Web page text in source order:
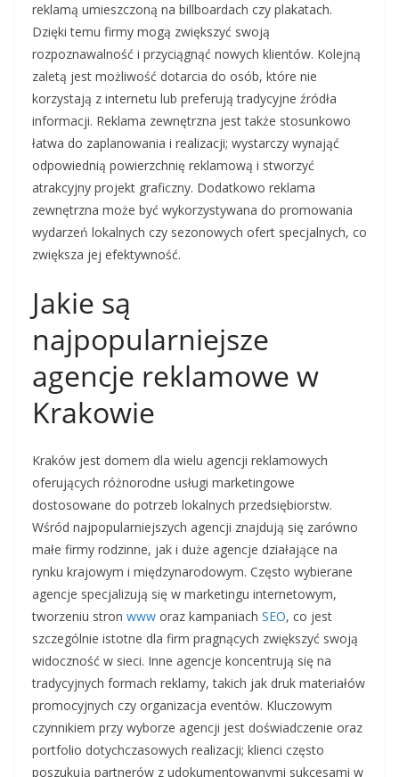
reklamą umieszczoną na billboardach czy plakatach.
Dzięki temu firmy mogą zwiększyć swoją
rozpoznawalność i przyciągnąć nowych klientów. Kolejną
zaletą jest możliwość dotarcia do osób, które nie
korzystają z internetu lub preferują tradycyjne źródła
informacji. Reklama zewnętrzna jest także stosunkowo
łatwa do zaplanowania i realizacji; wystarczy wynająć
odpowiednią powierzchnię reklamową i stworzyć
atrakcyjny projekt graficzny. Dodatkowo reklama
zewnętrzna może być wykorzystywana do promowania
wydarzeń lokalnych czy sezonowych ofert specjalnych, co
zwiększa jej efektywność.
Jakie są
najpopularniejsze
agencje reklamowe w
Krakowie
Kraków jest domem dla wielu agencji reklamowych
oferujących różnorodne usługi marketingowe
dostosowane do potrzeb lokalnych przedsiębiorstw.
Wśród najpopularniejszych agencji znajdują się zarówno
małe firmy rodzinne, jak i duże agencje działające na
rynku krajowym i międzynarodowym. Często wybierane
agencje specjalizują się w marketingu internetowym,
tworzeniu stron www oraz kampaniach SEO, co jest
szczególnie istotne dla firm pragnących zwiększyć swoją
widoczność w sieci. Inne agencje koncentrują się na
tradycyjnych formach reklamy, takich jak druk materiałów
promocyjnych czy organizacja eventów. Kluczowym
czynnikiem przy wyborze agencji jest doświadczenie oraz
portfolio dotychczasowych realizacji; klienci często
poszukują partnerów z udokumentowanymi sukcesami w